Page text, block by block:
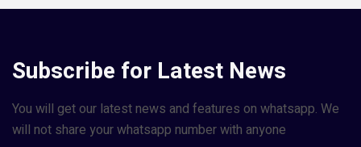
Subscribe for Latest News
You will get our latest news and features on whatsapp. We
will not share your whatsapp number with anyone